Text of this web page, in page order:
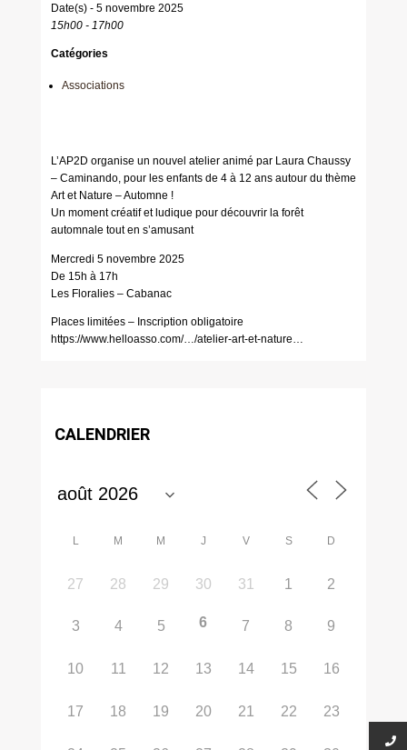
Date(s) - 5 novembre 2025
15h00 - 17h00
Catégories
Associations
L’AP2D organise un nouvel atelier animé par Laura Chaussy
– Caminando, pour les enfants de 4 à 12 ans autour du thème
Art et Nature – Automne !
Un moment créatif et ludique pour découvrir la forêt
automnale tout en s’amusant
Mercredi 5 novembre 2025
De 15h à 17h
Les Floralies – Cabanac
Places limitées – Inscription obligatoire
https://www.helloasso.com/…/atelier-art-et-nature…
CALENDRIER
L M M J V S D
27 28 29 30 31 1 2
3 4 5 6 7 8 9
10 11 12 13 14 15 16
17 18 19 20 21 22 23